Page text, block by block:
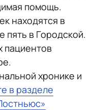
помощь.
находятся в
пять в Городской.
пациентов
хронике и
в разделе